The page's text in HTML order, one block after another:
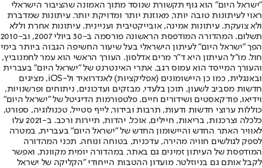
"ישראל היום" הוא גוף תקשורת שנוסד מתוך האמונה שהציבור הישראלי
ראוי לעיתונות טובה יותר, מאוזנת יותר ומדויקת יותר. עיתונות שמדברת
ולא צועקת. עיתונות אמינה, אובייקטיבית ועניינית. עיתונות אחרת וללא
תשלום. המהדורה המודפסת הראשונה פורסמה ב-30 ביולי 2007, וב-2010
הפך "ישראל היום" לעיתון הישראלי בעל שיעור החשיפה הגבוה ביותר בימי
חול. מו"ל העיתון היא ד"ר מרים אדלסון. העורך הראשי הוא עמר לחמנוביץ,
והעורך המייסד הוא עמוס רגב. אתרי האינטרנט של "ישראל היום" בעברית
ובאנגלית, כמו כן היישומונים (אפליקציות) לאנדרואיד ול-iOS, מציגים
חדשות מסביב לשעון, תוכן בלעדי, מבזקים ועדכונים, ניתוחים ופרשנויות,
וידיאו, פודקאסטים ושידורים חיים. פלטפורמות הדיגיטל של "ישראל היום"
כוללות ערוצי חדשות ודעות, תרבות ובידור, לייף סטייל, טכנולוגיה, ספורט,
כלכלה וצרכנות, בריאות, חיילים, אוכל, יהדות, תיירות ורכב. ב-2021 עלו
לאוויר האתר החדש והיישומון החדש של "ישראל היום" בעברית, במטרה
לספק לגולשים חוויה מהירה, עדכנית, בטוחה ונוחה. תכני המהדורה
המודפסת של העיתון זמינים גם באתר, במהדורה יומית מקוונת, ואפשר
לקבל אותם גם בניוזלטר. מועדון ההטבות הייחודי "הקליקה של ישראל